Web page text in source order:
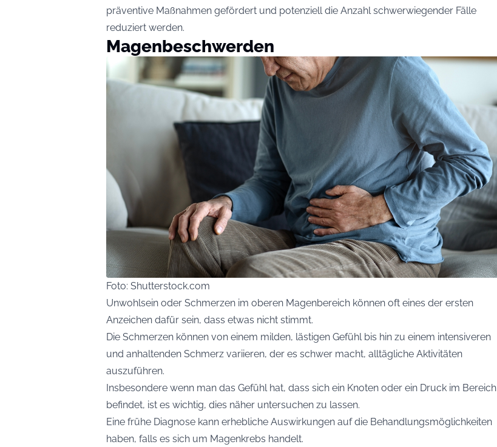
präventive Maßnahmen gefördert und potenziell die Anzahl schwerwiegender Fälle
reduziert werden.
Magenbeschwerden
Foto: Shutterstock.com
Unwohlsein oder Schmerzen im oberen Magenbereich können oft eines der ersten
Anzeichen dafür sein, dass etwas nicht stimmt.
Die Schmerzen können von einem milden, lästigen Gefühl bis hin zu einem intensiveren
und anhaltenden Schmerz variieren, der es schwer macht, alltägliche Aktivitäten
auszuführen.
Insbesondere wenn man das Gefühl hat, dass sich ein Knoten oder ein Druck im Bereich
befindet, ist es wichtig, dies näher untersuchen zu lassen.
Eine frühe Diagnose kann erhebliche Auswirkungen auf die Behandlungsmöglichkeiten
haben, falls es sich um Magenkrebs handelt.